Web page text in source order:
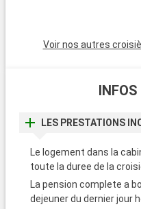
Voir nos autres
INFOS
LES PRESTATIONS
Le logement dans la
toute la duree de la
La pension complete a
dejeuner du dernier jour